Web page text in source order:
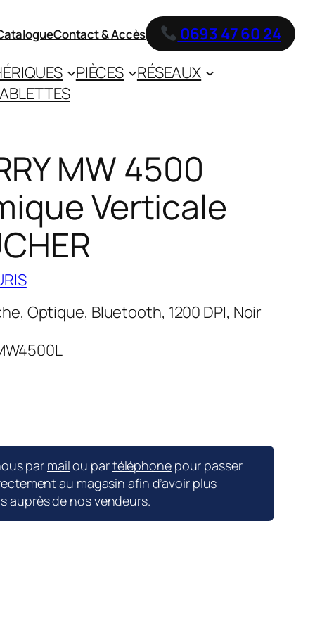
Contact & Accès
0693 47 60 24
PIÈCES
RÉSEAUX
MW 4500
Verticale
Optique, Bluetooth, 1200 DPI, Noir
par mailou partéléphonepour passer
au magasin afin d’avoir plus
auprès de nos vendeurs.